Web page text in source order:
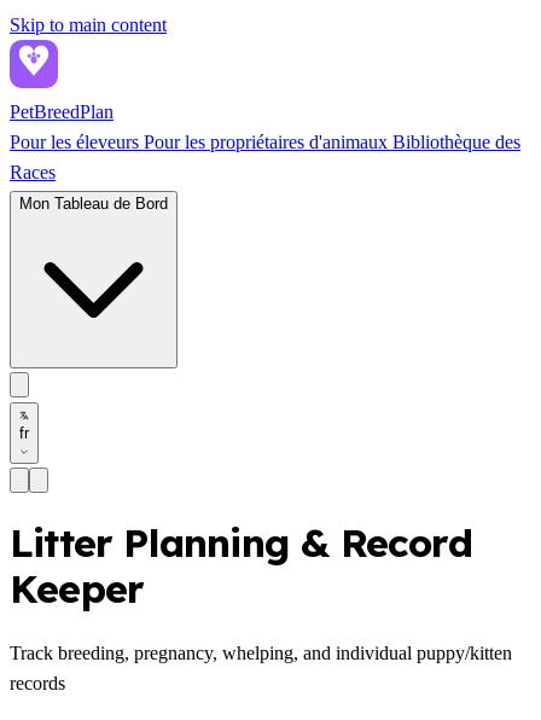
Skip to main content
PetBreedPlan
Pour les éleveurs Pour les propriétaires d'animaux Bibliothèque des
Races
Mon Tableau de Bord
fr
Litter Planning & Record
Keeper
Track breeding, pregnancy, whelping, and individual puppy/kitten
records